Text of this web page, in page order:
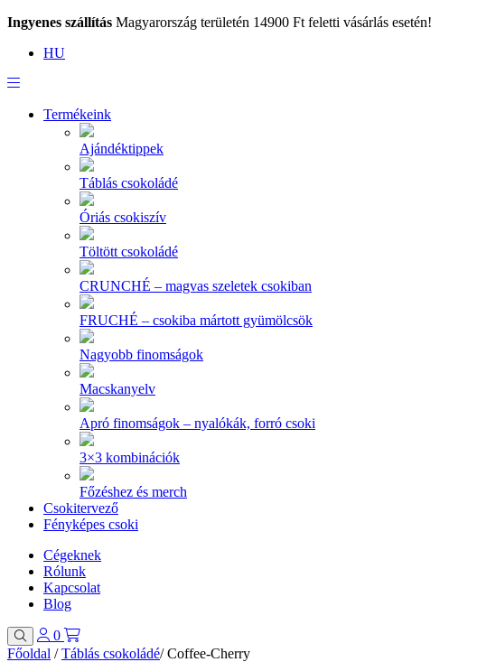
Ingyenes szállítás Magyarország területén 14900 Ft feletti vásárlás esetén!
HU
Termékeink
Ajándéktippek
Táblás csokoládé
Óriás csokiszív
Töltött csokoládé
CRUNCHÉ – magvas szeletek csokiban
FRUCHÉ – csokiba mártott gyümölcsök
Nagyobb finomságok
Macskanyelv
Apró finomságok – nyalókák, forró csoki
3×3 kombinációk
Főzéshez és merch
Csokitervező
Fényképes csoki
Cégeknek
Rólunk
Kapcsolat
Blog
0
Főoldal / Táblás csokoládé/ Coffee-Cherry